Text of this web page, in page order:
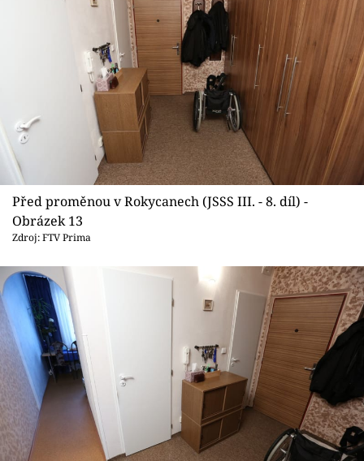
Před proměnou v Rokycanech (JSSS III. - 8. díl) -
Obrázek 13
Zdroj: FTV Prima